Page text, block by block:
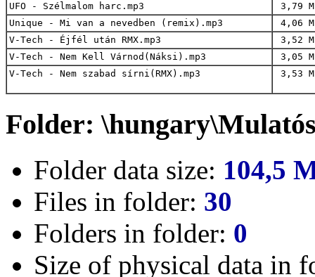
UFO - Szélmalom harc.mp3
3,79
Unique - Mi van a nevedben (remix).mp3
4,06
V-Tech - Éjfél után RMX.mp3
3,52
V-Tech - Nem Kell Várnod(Náksi).mp3
3,05
V-Tech - Nem szabad sírni(RMX).mp3
3,53
Folder:
Folder data size: 104,5
Files in folder: 30
Folders in folder: 0
Size of physical data in